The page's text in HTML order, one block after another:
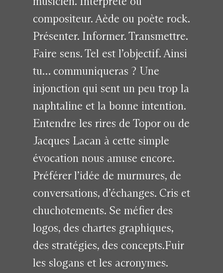
compositeur. Aède ou poète rock.
Présenter. Informer. Transmettre.
Faire sens. Tel est l’objectif. Ainsi
tu… communiqueras ? Une
injonction qui sent un peu trop la
naphtaline et la bonne intention.
Entendre les rires de Topor ou de
Jacques Lacan à cette simple
évocation nous amuse encore.
Préférer l’idée de murmures, de
conversations, d’échanges. Cris et
chuchotements. Se méfier des
logos, des chartes graphiques,
des stratégies, des concepts.Fuir
les slogans et les acronymes.